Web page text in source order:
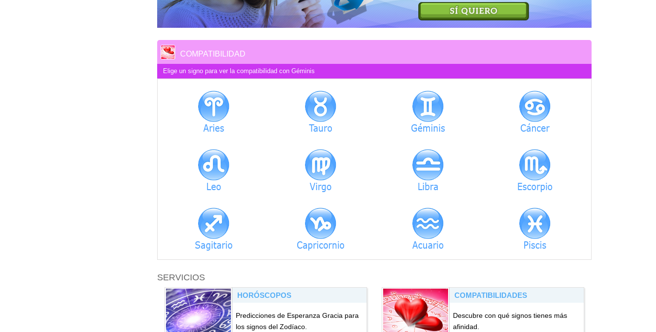
COMPATIBILIDAD
Elige un signo para ver la compatibilidad con Géminis
SERVICIOS
HORÓSCOPOS
Predicciones de Esperanza Gracia para
los signos del Zodíaco.
COMPATIBILIDADES
Descubre con qué signos tienes más
afinidad.